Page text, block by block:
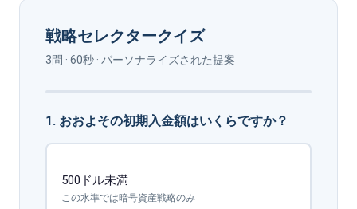
戦略セレクタークイズ
3問 · 60秒 · パーソナライズされた提案
1. おおよその初期入金額はいくらですか？
500ドル未満
この水準では暗号資産戦略のみ